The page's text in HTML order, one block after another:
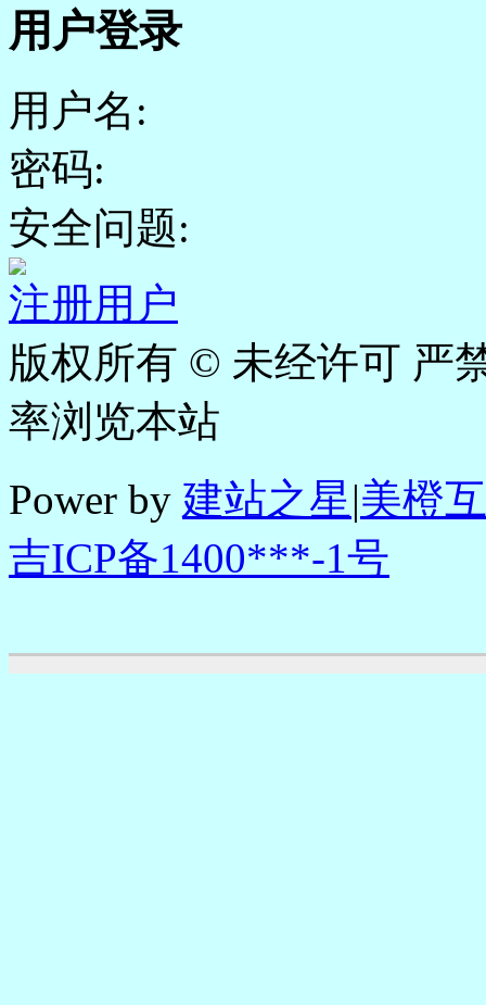
用户登录
用户名:
密码:
安全问题:
注册用户
版权所有 © 未经许可 严
率浏览本站
Power by 建站之星|美橙
吉ICP备1400***-1号